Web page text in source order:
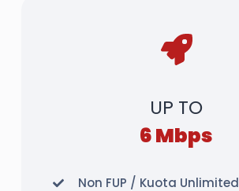
UP TO
6 Mbps
Non FUP / Kuota Unlimited